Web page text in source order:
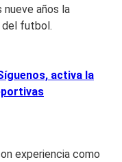
años la
del futbol.
activa la
experiencia como